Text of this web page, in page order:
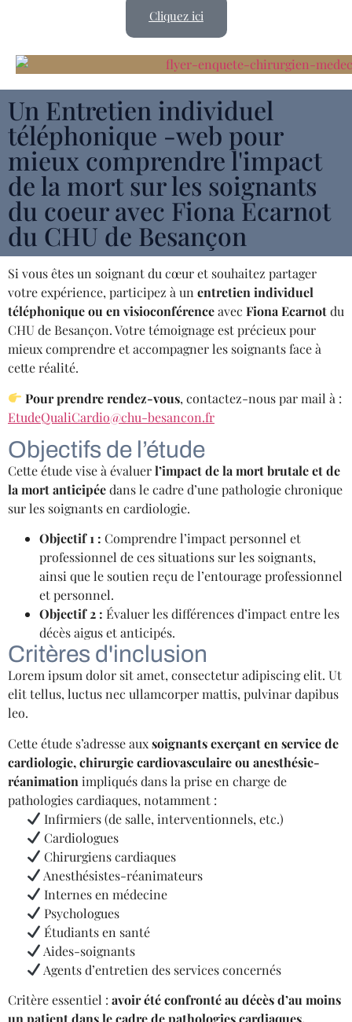
Cliquez ici
Un Entretien individuel
téléphonique -web pour
mieux comprendre l'impact
de la mort sur les soignants
du coeur avec Fiona Ecarnot
du CHU de Besançon
Si vous êtes un soignant du cœur et souhaitez partager
votre expérience, participez à un entretien individuel
téléphonique ou en visioconférenceavec Fiona Ecarnotdu
CHU de Besançon. Votre témoignage est précieux pour
mieux comprendre et accompagner les soignants face à
cette réalité.
Pour prendre rendez-vous, contactez-nous par mail à :
EtudeQualiCardio@chu-besancon.fr
Objectifs de l’étude
Cette étude vise à évaluerl’impact de la mort brutale et de
la mort anticipéedans le cadre d’une pathologie chronique
sur les soignants en cardiologie.
Objectif 1 : Comprendre l’impact personnel et
professionnel de ces situations sur les soignants,
ainsi que le soutien reçu de l’entourage professionnel
et personnel.
Objectif 2 : Évaluer les différences d’impact entre les
décès aigus et anticipés.
Critères d'inclusion
Lorem ipsum dolor sit amet, consectetur adipiscing elit. Ut
elit tellus, luctus nec ullamcorper mattis, pulvinar dapibus
leo.
Cette étude s’adresse auxsoignants exerçant en service de
cardiologie, chirurgie cardiovasculaire ou anesthésie-
réanimation impliqués dans la prise en charge de
pathologies cardiaques, notamment :
Infirmiers (de salle, interventionnels, etc.)
Cardiologues
Chirurgiens cardiaques
Anesthésistes-réanimateurs
Internes en médecine
Psychologues
Étudiants en santé
Aides-soignants
Agents d’entretien des services concernés
Critère essentiel : avoir été confronté au décès d’au moins
un patient dans le cadre de pathologies cardiaques.